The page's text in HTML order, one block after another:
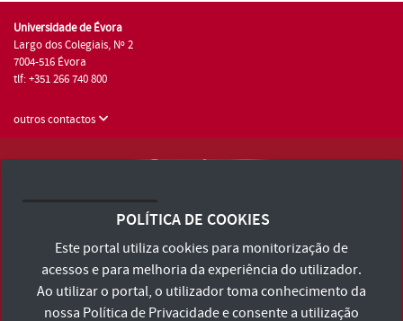
Universidade de Évora
Largo dos Colegiais, Nº 2
7004-516 Évora
tlf: +351 266 740 800
outros contactos
Consulte os Termos e Condições e Política de Privacidade
Declaração de Acessibilidade
POLÍTICA DE COOKIES
Este portal utiliza cookies para monitorização de
acessos e para melhoria da experiência do utilizador.
Ao utilizar o portal, o utilizador toma conhecimento da
nossa Política de Privacidadee consente a utilização